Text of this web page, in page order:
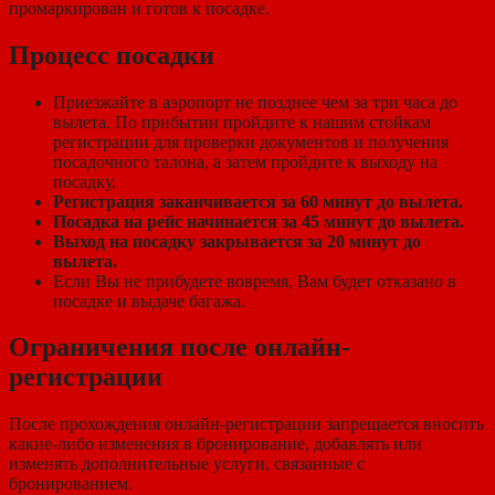
промаркирован и готов к посадке.
Процесс посадки
Приезжайте в аэропорт не позднее чем за три часа до
вылета. По прибытии пройдите к нашим стойкам
регистрации для проверки документов и получения
посадочного талона, а затем пройдите к выходу на
посадку.
Регистрация заканчивается за 60 минут до вылета.
Посадка на рейс начинается за 45 минут до вылета.
Выход на посадку закрывается за 20 минут до
вылета.
Если Вы не прибудете вовремя, Вам будет отказано в
посадке и выдаче багажа.
Ограничения после онлайн-
регистрации
После прохождения онлайн-регистрации запрещается вносить
какие-либо изменения в бронирование, добавлять или
изменять дополнительные услуги, связанные с
бронированием.